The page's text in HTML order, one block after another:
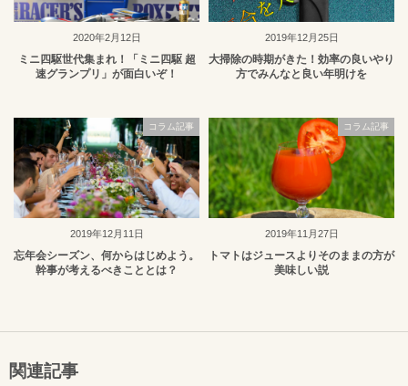
2020年2月12日
ミニ四駆世代集まれ！「ミニ四駆 超
速グランプリ」が面白いぞ！
2019年12月25日
大掃除の時期がきた！効率の良いやり
方でみんなと良い年明けを
2019年12月11日
コラム記事
忘年会シーズン、何からはじめよう。
幹事が考えるべきこととは？
2019年11月27日
コラム記事
トマトはジュースよりそのままの方が
美味しい説
関連記事